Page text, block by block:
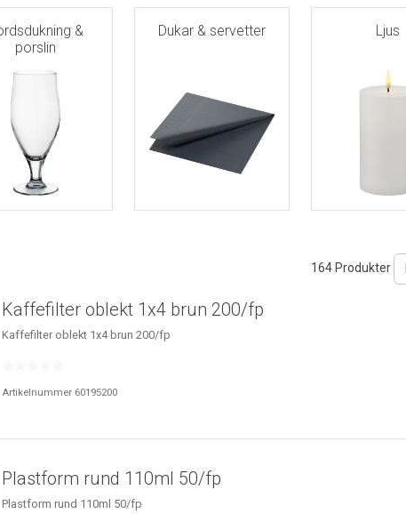
&
porslin
Dukar & servetter Ljus
164 Produkter
Kaffefilter oblekt 1x4 brun 200/fp
Kaffefilter oblekt 1x4 brun 200/fp
Artikelnummer 60195200
Plastform rund 110ml 50/fp
Plastform rund 110ml 50/fp